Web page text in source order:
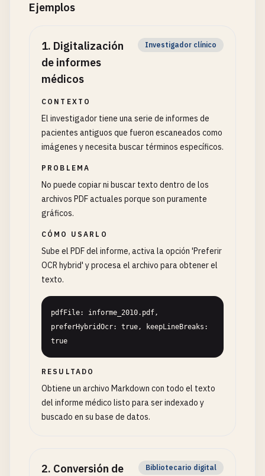
Ejemplos
1. Digitalización
de informes
médicos
Investigador clínico
CONTEXTO
El investigador tiene una serie de informes de
pacientes antiguos que fueron escaneados como
imágenes y necesita buscar términos específicos.
PROBLEMA
No puede copiar ni buscar texto dentro de los
archivos PDF actuales porque son puramente
gráficos.
CÓMO USARLO
Sube el PDF del informe, activa la opción 'Preferir
OCR hybrid' y procesa el archivo para obtener el
texto.
pdfFile: informe_2010.pdf,
preferHybridOcr: true, keepLineBreaks:
true
RESULTADO
Obtiene un archivo Markdown con todo el texto
del informe médico listo para ser indexado y
buscado en su base de datos.
2. Conversión de
Bibliotecario digital